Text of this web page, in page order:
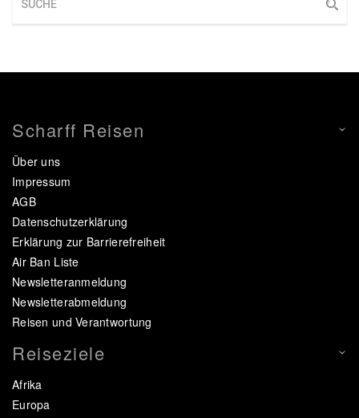
Scharff Reisen
Über uns
Impressum
AGB
Datenschutzerklärung
Erklärung zur Barrierefreiheit
Air Ban Liste
Newsletteranmeldung
Newsletterabmeldung
Reisen und Verantwortung
Reiseziele
Afrika
Europa